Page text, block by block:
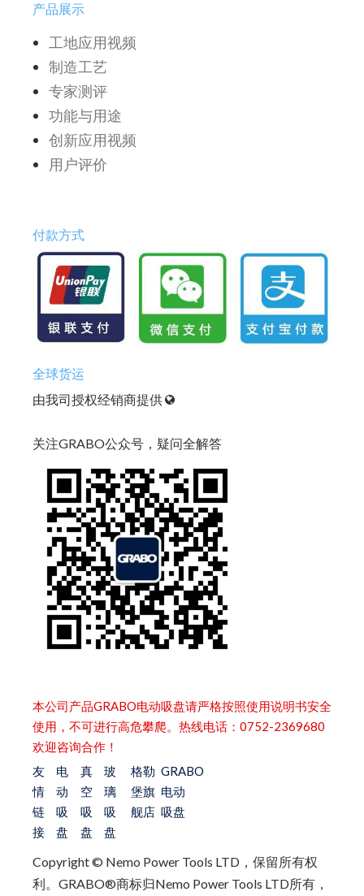
产品展示
工地应用视频
制造工艺
专家测评
功能与用途
创新应用视频
用户评价
付款方式
全球货运
由我司授权经销商提供
关注GRABO公众号，疑问全解答
本公司产品GRABO电动吸盘请严格按照使用说明书安全
使用，不可进行高危攀爬。热线电话：0752-2369680
欢迎咨询合作！
友
情
链
接
电
动
吸
盘
真
空
吸
盘
玻
璃
吸
盘
格勒
堡旗
舰店
GRABO
电动
吸盘
Copyright © Nemo Power Tools LTD，保留所有权
利。 GRABO®商标归Nemo Power Tools LTD所有，